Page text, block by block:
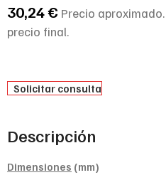
30,24€ Precio
precio final.
Solicitar consulta
Descripción
Dimensiones (mm)